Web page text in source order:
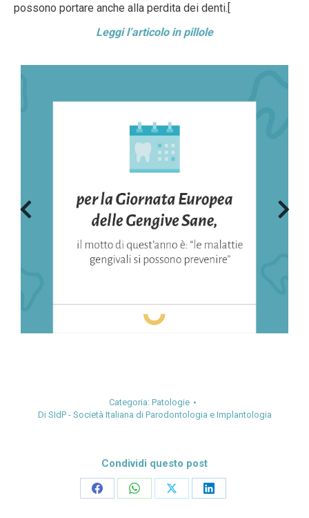
possono portare anche alla perdita dei denti.[
Leggi l’articolo in pillole
Categoria: Patologie
Di SIdP - Società Italiana di Parodontologia e Implantologia
Condividi questo post
CondividiCondividiCondividiCondividi